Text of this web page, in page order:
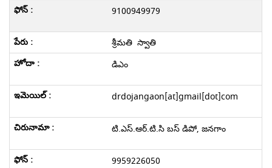
9100949979
శ్రీమతి స్వాతి
డి‌ఎం
drdojangaon[at]gmail[dot]com
టి.ఎస్.ఆర్.టి.సి బస్ డిపో, జనగాం
9959226050